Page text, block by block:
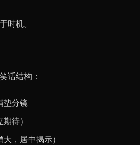
时机。
话结构：
垫分镜
待）
，居中揭示）